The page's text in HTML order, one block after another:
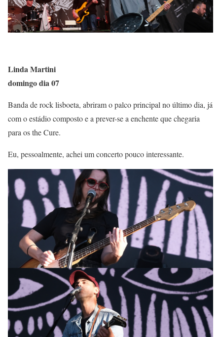
Linda Martini
domingo dia 07
Banda de rock lisboeta, abriram o palco principal no último dia, já
com o estádio composto e a prever-se a enchente que chegaria
para os the Cure.
Eu, pessoalmente, achei um concerto pouco interessante.